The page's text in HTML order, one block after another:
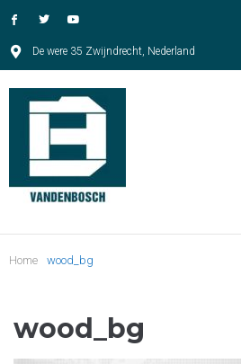
De were 35 Zwijndrecht, Nederland
Home wood_bg
wood_bg